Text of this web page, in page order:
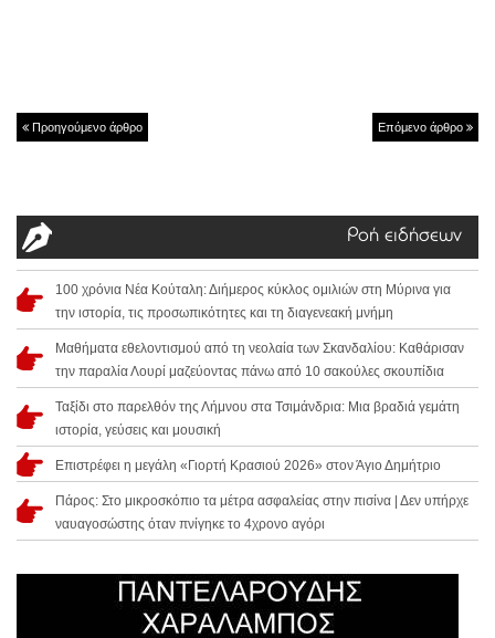
Προηγούμενο άρθρο Επόμενο άρθρο
Ροή ειδήσεων
100 χρόνια Νέα Κούταλη: Διήμερος κύκλος ομιλιών στη Μύρινα για
την ιστορία, τις προσωπικότητες και τη διαγενεακή μνήμη
Μαθήματα εθελοντισμού από τη νεολαία των Σκανδαλίου: Καθάρισαν
την παραλία Λουρί μαζεύοντας πάνω από 10 σακούλες σκουπίδια
Ταξίδι στο παρελθόν της Λήμνου στα Τσιμάνδρια: Μια βραδιά γεμάτη
ιστορία, γεύσεις και μουσική
Επιστρέφει η μεγάλη «Γιορτή Κρασιού 2026» στον Άγιο Δημήτριο
Πάρος: Στο μικροσκόπιο τα μέτρα ασφαλείας στην πισίνα | Δεν υπήρχε
ναυαγοσώστης όταν πνίγηκε το 4χρονο αγόρι